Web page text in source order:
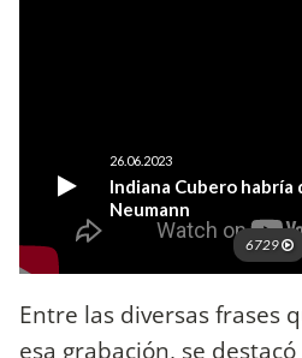
Entre las diversas frases
esa grabación, se